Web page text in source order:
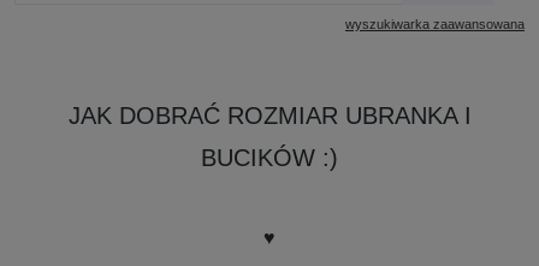
wyszukiwarka zaawansowana
JAK DOBRAĆ ROZMIAR UBRANKA I
BUCIKÓW :)
♥